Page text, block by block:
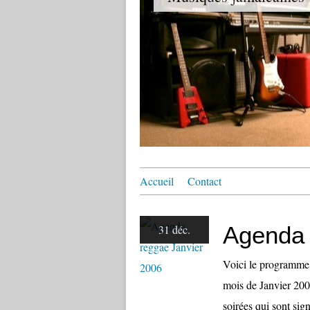
Accueil Contact
31 déc.
Voici le
mois de Janvier
soirées qui sont